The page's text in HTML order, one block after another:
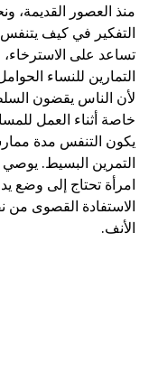
منذ العصور القديمة،
التفكير في كيف يتنفس
تساعد على
التمارين للنساء
لأن الناس يقضون
خاصة أثناء العمل
التمرين البسيط. يوصي
امرأة تحتاج إلى وضع
الاستفادة القصوى من
الأنف.